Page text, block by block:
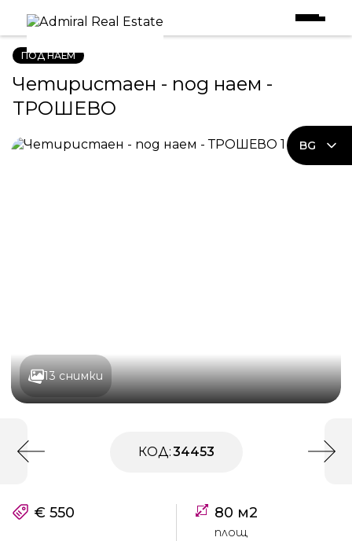
BG
Четиристаен - под наем - ТРОШЕВО
ПОД НАЕМ
Четиристаен - под наем -
ТРОШЕВО
13 снимки
КОД:34453
€ 550 80 м2
площ